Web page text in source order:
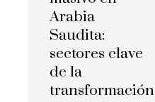
Arabia
Saudita:
sectores clave
de la
transformación